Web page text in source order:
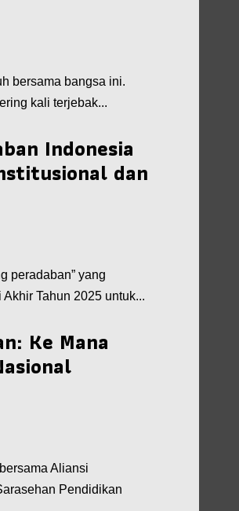
bersama bangsa ini.
kali terjebak...
Indonesia
dan
peradaban” yang
Tahun 2025 untuk...
Ke Mana
Aliansi
Pendidikan